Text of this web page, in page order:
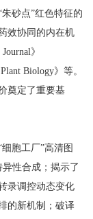
砂点”红色特征的
效协同的内在机
》
Biology》等。
奠定了重要基
胞工厂”高清图
性合成；揭示了
录调控动态变化
的新机制；破译